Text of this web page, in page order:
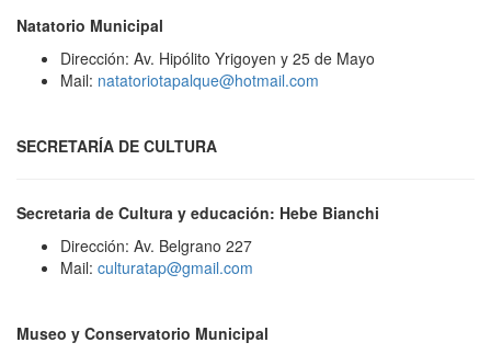
Natatorio Municipal
Dirección: Av. Hipólito Yrigoyen y 25 de Mayo
Mail: natatoriotapalque@hotmail.com
SECRETARÍA DE CULTURA
Secretaria de Cultura y educación: Hebe Bianchi
Dirección: Av. Belgrano 227
Mail: culturatap@gmail.com
Museo y Conservatorio Municipal